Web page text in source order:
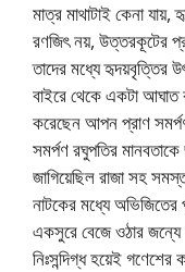
মাত্র মাথাটাই কেনা
রণজিৎ নয়, উত্তরকূটের
তাদের মধ্যে হৃদয়বৃত্তির
বাইরে থেকে একটা
করেছেন আপন প্রাণ
সমর্পণ রঘুপতির
জাগিয়েছিল রাজা সহ
নাটকের মধ্যে অভিজিতের
একসুরে বেজে ওঠার জন্যে
নিঃসন্দিগ্ধ হয়েই